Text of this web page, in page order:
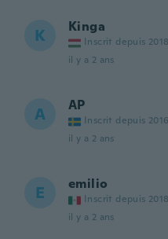
K Kinga
Inscrit depuis 2018
il y a 2 ans
A AP
Inscrit depuis 2016
il y a 2 ans
E emilio
Inscrit depuis 2018
il y a 2 ans